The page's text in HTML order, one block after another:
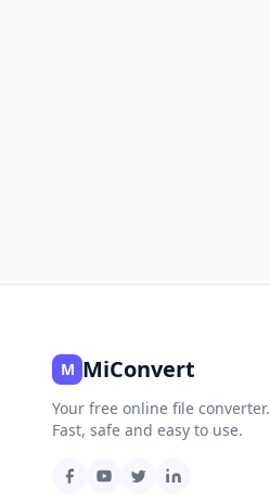
M MiConvert
Your free online file converter.
Fast, safe and easy to use.